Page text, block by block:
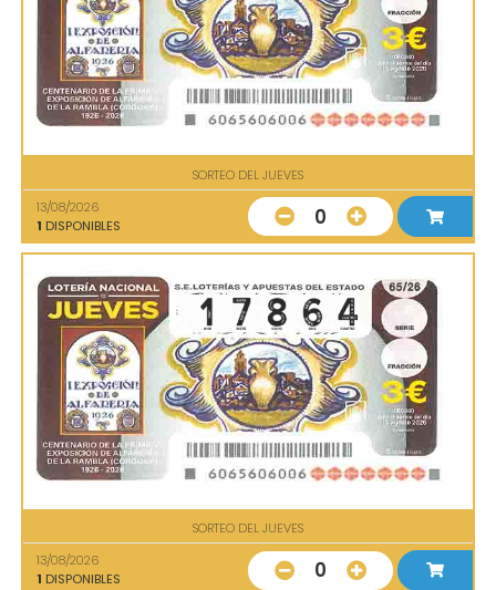
SORTEO DEL JUEVES
13/08/2026
1 DISPONIBLES 0
SORTEO DEL JUEVES
13/08/2026
1 DISPONIBLES 0